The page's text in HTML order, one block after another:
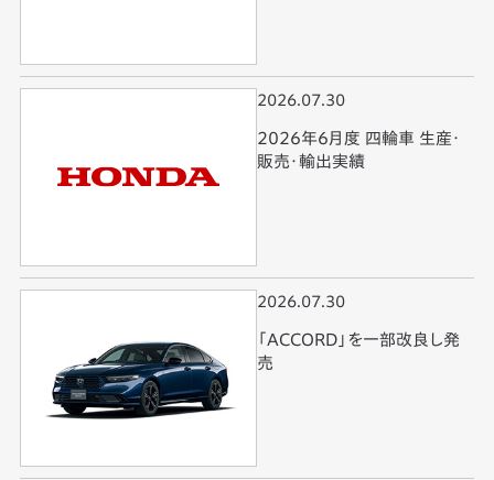
2026.07.30
2026年6月度 四輪車 生産・
販売・輸出実績
2026.07.30
「ACCORD」を一部改良し発
売